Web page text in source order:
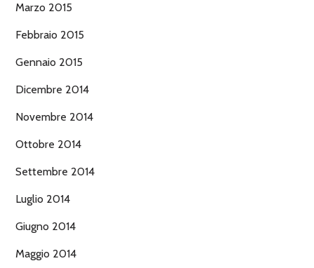
Marzo 2015
Febbraio 2015
Gennaio 2015
Dicembre 2014
Novembre 2014
Ottobre 2014
Settembre 2014
Luglio 2014
Giugno 2014
Maggio 2014